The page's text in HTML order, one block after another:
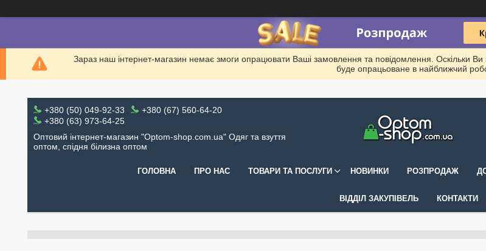
Зараз наш інтернет-магазин немає змоги опрацювати Ваші замовлення та повідомлення. Оскільки
буде опрацьоване в найближчий
+380 (50) 049-92-33
+380 (67) 560-64-20
+380 (63) 973-64-25
Оптовий інтернет-магазин "Optom-shop.com.ua" Одяг та взуття
оптом, спідня білизна оптом
ГОЛОВНА ПРО НАС ТОВАРИ ТА ПОСЛУГИ НОВИНКИ РОЗПРОДАЖ
ВІДДІЛ ЗАКУПІВЕЛЬ КОНТАКТИ